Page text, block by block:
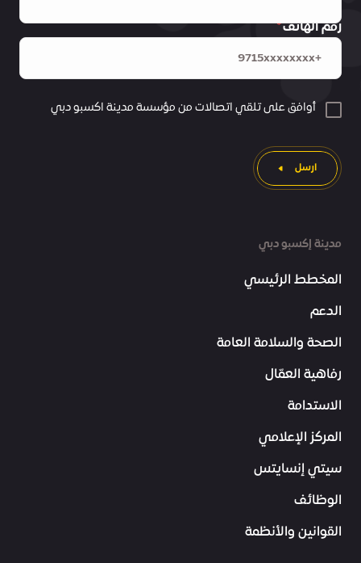
مدينة إكسبو دبي
المخطط الرئيسي
الدعم
الصحة والسلامة العامة
رفاهية العمّال
الاستدامة
المركز الإعلامي
سيتي إنسايتس
الوظائف
القوانين والأنظمة
رقم الهاتف
أوافق على تلقي اتصالات من مؤسسة مدينة اكسبو دبي
ارسل